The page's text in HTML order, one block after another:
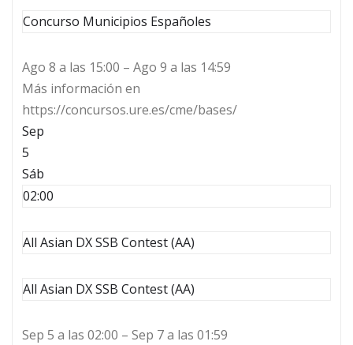
Concurso Municipios Españoles
Ago 8 a las 15:00 – Ago 9 a las 14:59
Más información en
https://concursos.ure.es/cme/bases/
Sep
5
Sáb
02:00
All Asian DX SSB Contest (AA)
All Asian DX SSB Contest (AA)
Sep 5 a las 02:00 – Sep 7 a las 01:59